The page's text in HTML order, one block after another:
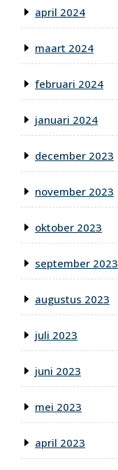
april 2024
maart 2024
februari 2024
januari 2024
december 2023
november 2023
oktober 2023
september 2023
augustus 2023
juli 2023
juni 2023
mei 2023
april 2023